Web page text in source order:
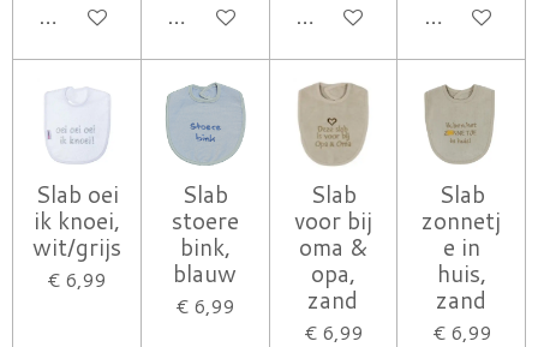
IN WINKELWAGENIN WINKELWAGENIN WINKELWAGEN
IN
Slab oei
ik knoei,
wit/grijs
€ 6,99
Slab
stoere
bink,
blauw
€ 6,99
Slab
voor bij
oma &
opa,
zand
€ 6,99
Slab
zonnetj
e in
huis,
zand
€ 6,99